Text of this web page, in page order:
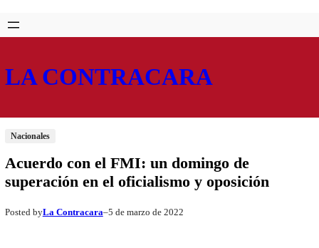
Saltar
al
Skip
to
LA CONTRACARA
Nacionales
Acuerdo con el FMI: un domingo de
superación en el oficialismo y oposición
Posted byLa Contracara–5 de marzo de 2022